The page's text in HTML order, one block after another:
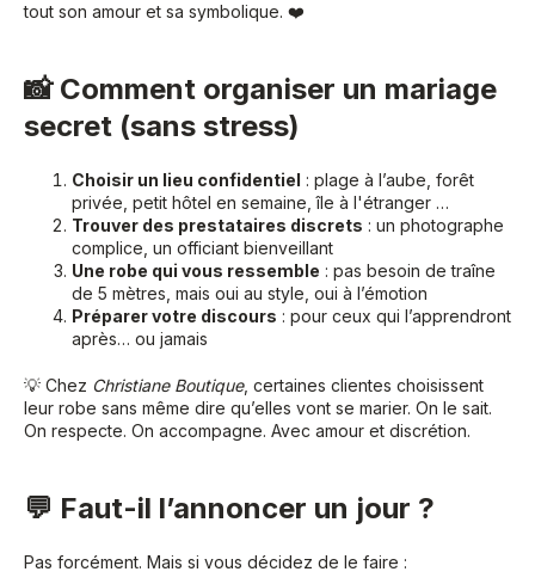
tout son amour et sa symbolique. ❤️
📸 Comment organiser un mariage
secret (sans stress)
Choisir un lieu confidentiel : plage à l’aube, forêt
privée, petit hôtel en semaine, île à l'étranger …
Trouver des prestataires discrets : un photographe
complice, un officiant bienveillant
Une robe qui vous ressemble : pas besoin de traîne
de 5 mètres, mais oui au style, oui à l’émotion
Préparer votre discours : pour ceux qui l’apprendront
après… ou jamais
💡 Chez Christiane Boutique, certaines clientes choisissent
leur robe sans même dire qu’elles vont se marier. On le sait.
On respecte. On accompagne. Avec amour et discrétion.
💬 Faut-il l’annoncer un jour ?
Pas forcément. Mais si vous décidez de le faire :